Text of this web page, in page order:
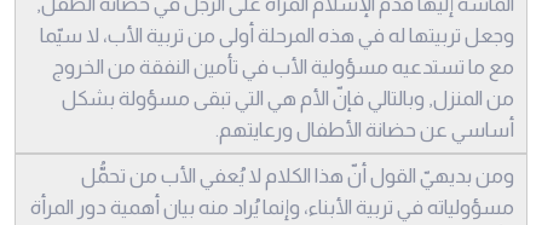
وجعل تربيتها له في هذه المرحلة أولى من تربية الأب، لا سيّما
مع ما تستدعيه مسؤولية الأب في تأمين النفقة من الخروج
من المنزل, وبالتالي فإنّ الأم هي التي تبقى مسؤولة بشكل
أساسي عن حضانة الأطفال ورعايتهم.
ومن بديهيّ القول أنّ هذا الكلام لا يُعفي الأب من تحمُّل
مسؤولياته في تربية الأبناء، وإنما يُراد منه بيان أهمية دور المرأة